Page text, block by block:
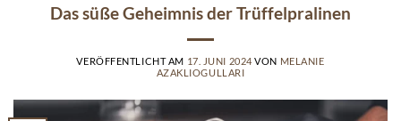
Das süße Geheimnis der Trüffelpralinen
VERÖFFENTLICHT AM 17. JUNI 2024 VON MELANIE
AZAKLIOGULLARI